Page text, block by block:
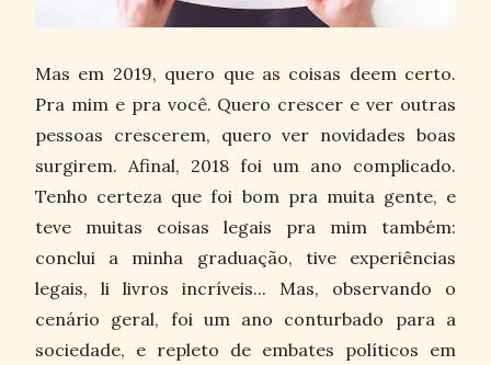
Mas em 2019, quero que as coisas deem certo.
Pra mim e pra você. Quero crescer e ver outras
pessoas crescerem, quero ver novidades boas
surgirem. Afinal, 2018 foi um ano complicado.
Tenho certeza que foi bom pra muita gente, e
teve muitas coisas legais pra mim também:
conclui a minha graduação, tive experiências
legais, li livros incríveis... Mas, observando o
cenário geral, foi um ano conturbado para a
sociedade, e repleto de embates políticos em